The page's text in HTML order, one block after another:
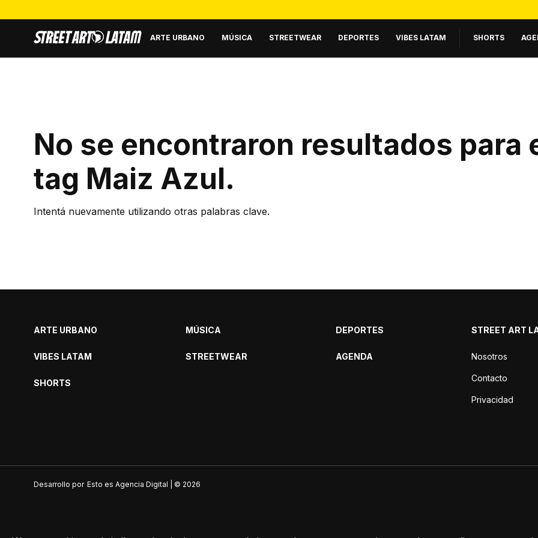
ARTE URBANO MÚSICA STREETWEAR DEPORTES VIBES LATAM SHORTS
No se encontraron resultados para
tag Maiz Azul.
Intentá nuevamente utilizando otras palabras clave.
ARTE URBANO
VIBES LATAM
SHORTS
MÚSICA
STREETWEAR
DEPORTES
AGENDA
STREET ART
Nosotros
Contacto
Privacidad
Desarrollo por Esto es Agencia Digital | © 2026